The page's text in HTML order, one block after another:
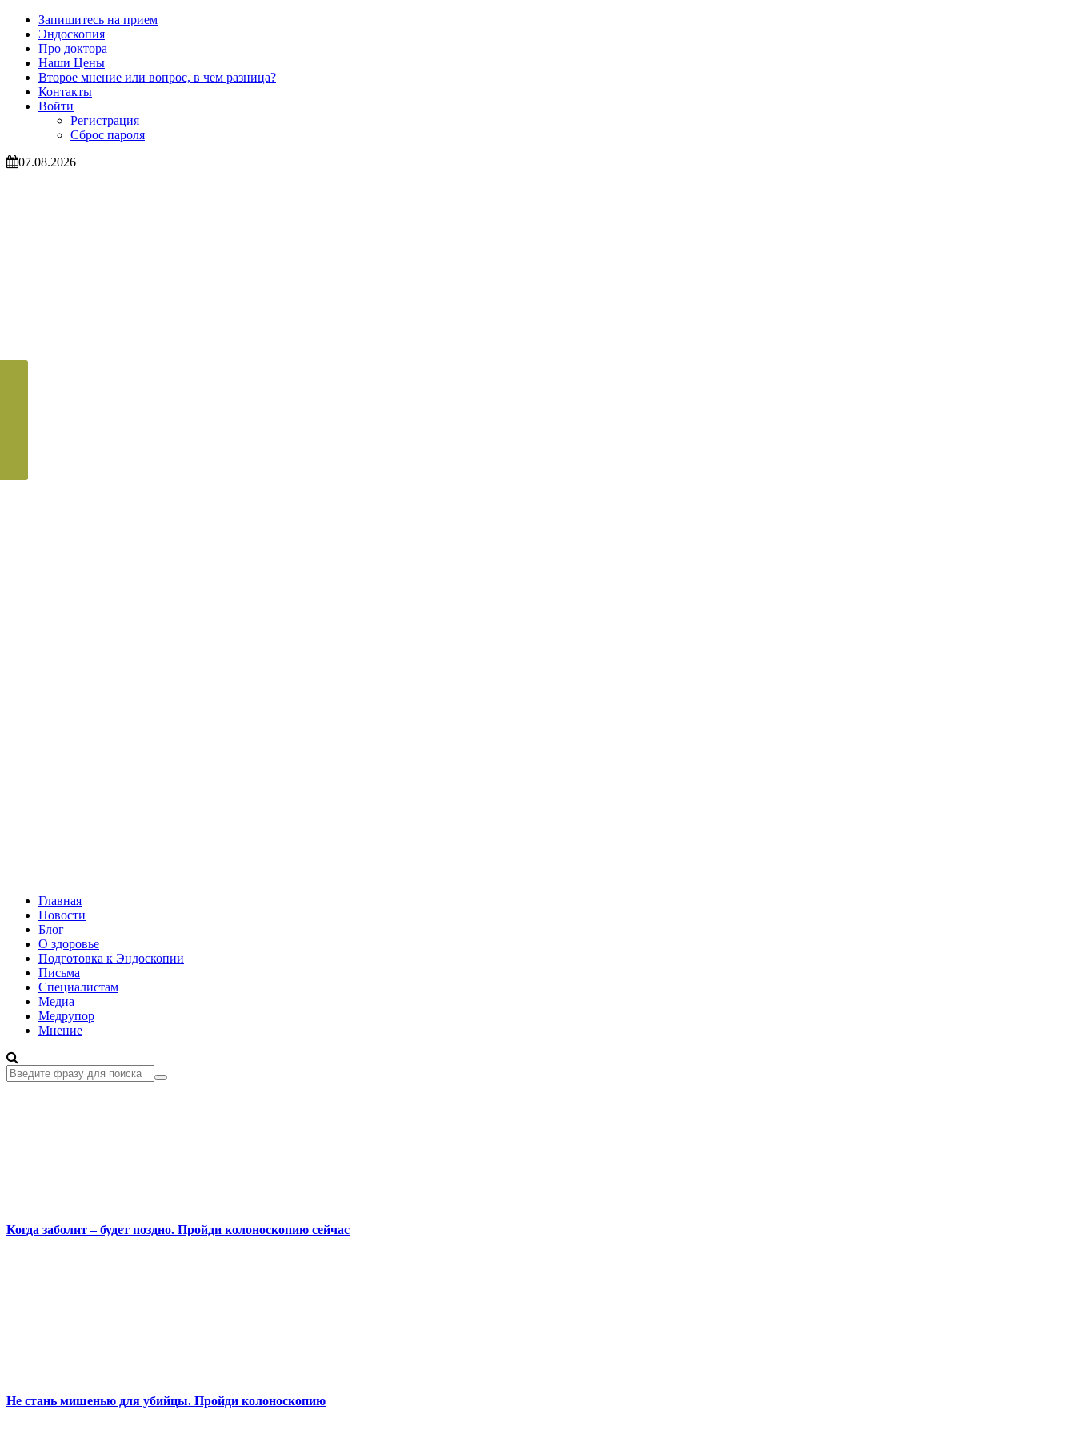
Запишитесь на прием
Эндоскопия
Про доктора
Наши Цены
Второе мнение или вопрос, в чем разница?
Контакты
Войти
Регистрация
Сброс пароля
07.08.2026
Главная
Новости
Блог
О здоровье
Подготовка к Эндоскопии
Письма
Специалистам
Медиа
Медрупор
Мнение
Когда заболит – будет поздно. Пройди колоноскопию сейчас
Не стань мишенью для убийцы. Пройди колоноскопию